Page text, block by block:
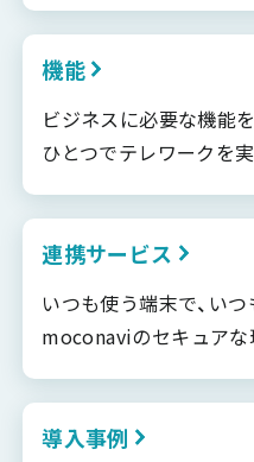
機能
ビジネスに必要な機能
ひとつでテレワークを
連携サービス
いつも使う端末で、い
moconaviのセキュア
導入事例